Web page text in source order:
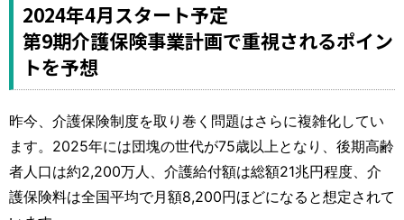
2024年4月スタート予定
第9期介護保険事業計画で重視されるポイン
トを予想
昨今、介護保険制度を取り巻く問題はさらに複雑化してい
ます。2025年には団塊の世代が75歳以上となり、後期高齢
者人口は約2,200万人、介護給付額は総額21兆円程度、介
護保険料は全国平均で月額8,200円ほどになると想定されて